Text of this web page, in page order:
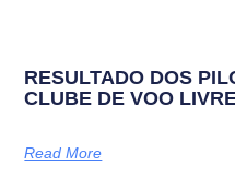
RESULTADO DOS
CLUBE DE VOO
Read More